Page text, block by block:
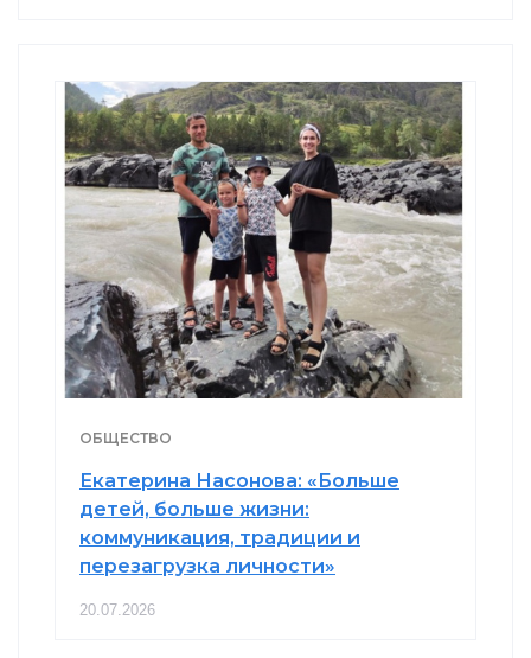
ОБЩЕСТВО
Екатерина Насонова: «Больше
детей, больше жизни:
коммуникация, традиции и
перезагрузка личности»
20.07.2026